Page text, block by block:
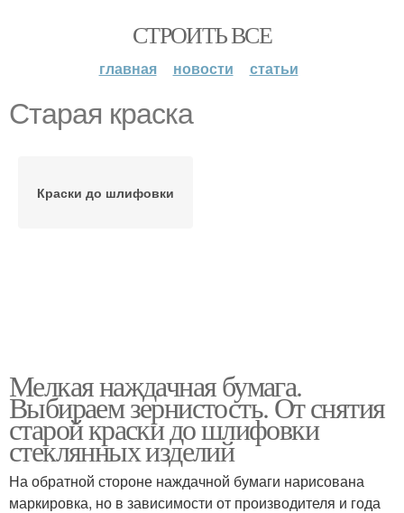
СТРОИТЬ ВСЕ
главная новости статьи
Старая краска
Краски до шлифовки
Мелкая наждачная бумага.
Выбираем зернистость. От снятия
старой краски до шлифовки
стеклянных изделий
На обратной стороне наждачной бумаги нарисована
маркировка, но в зависимости от производителя и года